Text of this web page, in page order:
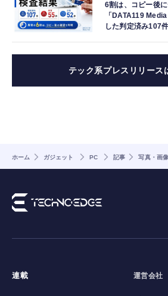
6割は、コピー後
「DATA119
した判定済み107
テック系プレスリリース
ホーム ガジェット PC 記事 写真・画像
連載 運営会社